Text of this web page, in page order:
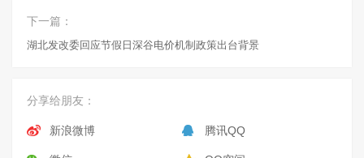
下一篇：
湖北发改委回应节假日深谷电价机制政策出台背景
分享给朋友：
新浪微博 腾讯QQ